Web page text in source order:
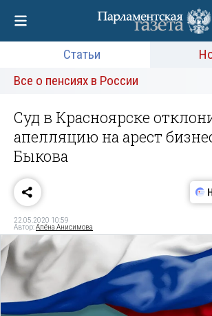
Статьи
Все о пенсиях в России
Суд в Красноярске
апелляцию на арест
Быкова
22.05.2020 10:59
Автор:Алёна Анисимова